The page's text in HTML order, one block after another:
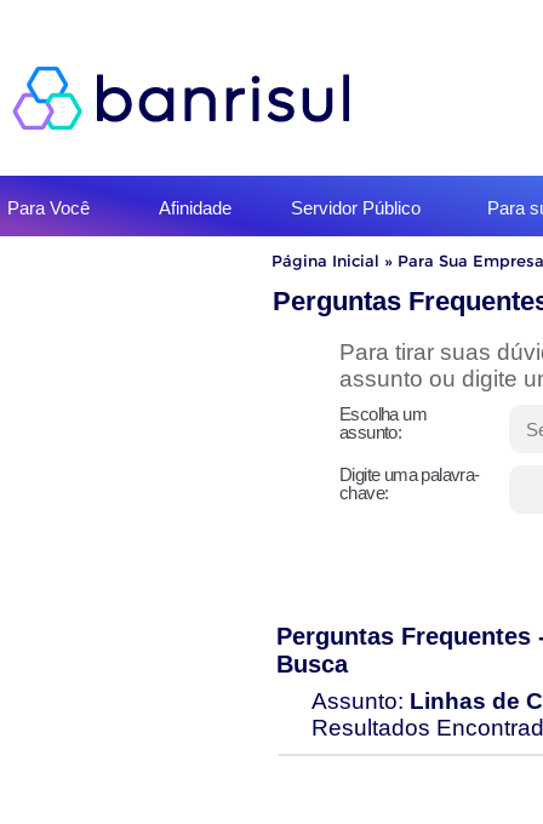
do
menu
Para Você Afinidade Servidor Público Para
Início
conteúdo
Página Inicial » Para Sua Empresa
Perguntas
Para tirar suas
assunto ou digite
Escolha um
assunto:
Digite uma palavra-
chave:
Perguntas Frequentes
Busca
Assunto: Linhas de
Resultados